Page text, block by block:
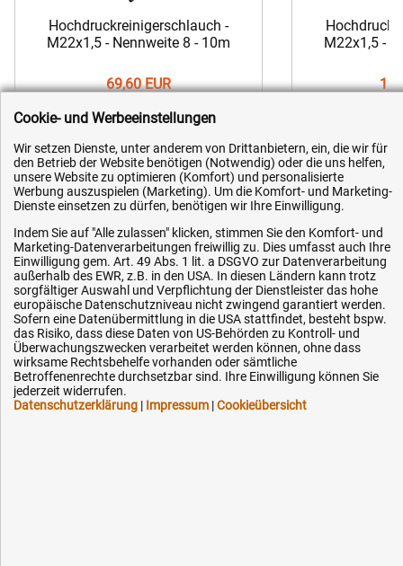
Hochdruckreinigerschlauch -
M22x1,5 - Nennweite 8 - 10m
69,60 EUR
Artikel-Nr.: KR-HS1-10
M22x1,5 -
Artikel-
Kundenhotline (Festnetz):
+49 (0) 5351 - 523 520
Mo.-Fr. 07:30 - 16:00 Uhr
Fax (kostenlos):
Cookie- und Werbeeinstellungen
Wir setzen Dienste, unter anderem von Drittanbietern, ein, die wir für
den Betrieb der Website benötigen (Notwendig) oder die uns helfen,
unsere Website zu optimieren (Komfort) und personalisierte
Werbung auszuspielen (Marketing). Um die Komfort- und Marketing-
Dienste einsetzen zu dürfen, benötigen wir Ihre Einwilligung.
Indem Sie auf "Alle zulassen" klicken, stimmen Sie den Komfort- und
Marketing-Datenverarbeitungen freiwillig zu. Dies umfasst auch Ihre
Einwilligung gem. Art. 49 Abs. 1 lit. a DSGVO zur Datenverarbeitung
außerhalb des EWR, z.B. in den USA. In diesen Ländern kann trotz
sorgfältiger Auswahl und Verpflichtung der Dienstleister das hohe
europäische Datenschutzniveau nicht zwingend garantiert werden.
Sofern eine Datenübermittlung in die USA stattfindet, besteht bspw.
das Risiko, dass diese Daten von US-Behörden zu Kontroll- und
Überwachungszwecken verarbeitet werden können, ohne dass
wirksame Rechtsbehelfe vorhanden oder sämtliche
Betroffenenrechte durchsetzbar sind. Ihre Einwilligung können Sie
jederzeit widerrufen.
Datenschutzerklärung | Impressum |Cookieübersicht